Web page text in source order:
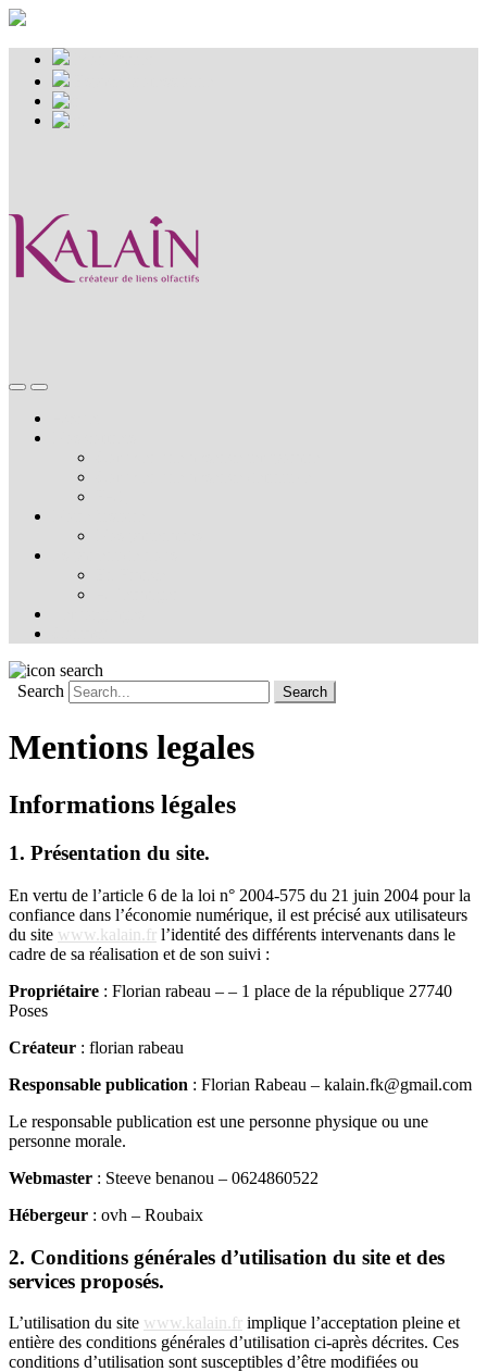
Search
Mentions legales
Informations légales
1. Présentation du site.
En vertu de l’article 6 de la loi n° 2004-575 du 21 juin 2004 pour la
confiance dans l’économie numérique, il est précisé aux utilisateurs
du site www.kalain.fr l’identité des différents intervenants dans le
cadre de sa réalisation et de son suivi :
Propriétaire : Florian rabeau – – 1 place de la république 27740
Poses
Créateur : florian rabeau
Responsable publication : Florian Rabeau – kalain.fk@gmail.com
Le responsable publication est une personne physique ou une
personne morale.
Webmaster : Steeve benanou – 0624860522
Hébergeur : ovh – Roubaix
2. Conditions générales d’utilisation du site et des
services proposés.
L’utilisation du site www.kalain.fr implique l’acceptation pleine et
entière des conditions générales d’utilisation ci-après décrites. Ces
conditions d’utilisation sont susceptibles d’être modifiées ou